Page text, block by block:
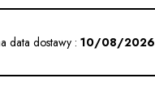
data dostawy : 10/08/2026